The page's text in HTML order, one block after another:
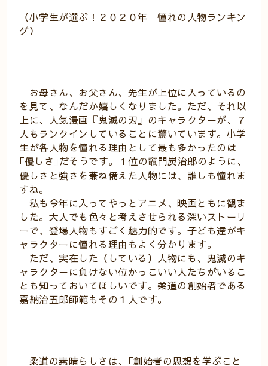
（小学生が選ぶ！２０２０年 憧れの人物ランキン
グ）
お母さん、お父さん、先生が上位に入っているの
を見て、なんだか嬉しくなりました。ただ、それ以
上に、人気漫画『鬼滅の刃』のキャラクターが、７
人もランクインしていることに驚いています。小学
生が各人物を憧れる理由として最も多かったのは
｢優しさ｣だそうです。１位の竈門炭治郎のように、
優しさと強さを兼ね備えた人物には、誰しも憧れま
すね。
私も今年に入ってやっとアニメ、映画ともに観ま
した。大人でも色々と考えさせられる深いストーリ
ーで、登場人物もすごく魅力的です。子ども達がキ
ャラクターに憧れる理由もよく分かります。
ただ、実在した（している）人物にも、鬼滅のキ
ャラクターに負けない位かっこいい人たちがいるこ
とも知っておいてほしいです。柔道の創始者である
嘉納治五郎師範もその１人です。
柔道の素晴らしさは、｢創始者の思想を学ぶこと